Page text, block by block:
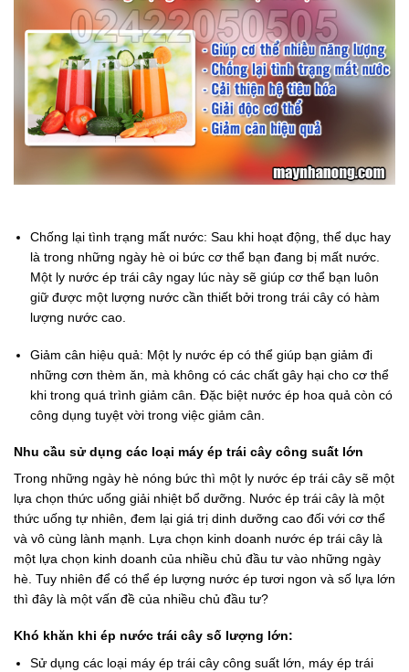
Chống lại tình trạng mất nước: Sau khi hoạt động, thể dục hay
là trong những ngày hè oi bức cơ thể bạn đang bị mất nước.
Một ly nước ép trái cây ngay lúc này sẽ giúp cơ thể bạn luôn
giữ được một lượng nước cần thiết bởi trong trái cây có hàm
lượng nước cao.
Giảm cân hiệu quả: Một ly nước ép có thể giúp bạn giảm đi
những cơn thèm ăn, mà không có các chất gây hại cho cơ thể
khi trong quá trình giảm cân. Đặc biệt nước ép hoa quả còn có
công dụng tuyệt vời trong việc giảm cân.
Nhu cầu sử dụng các loại máy ép trái cây công suất lớn
Trong những ngày hè nóng bức thì một ly nước ép trái cây sẽ một
lựa chọn thức uống giải nhiệt bổ dưỡng. Nước ép trái cây là một
thức uống tự nhiên, đem lại giá trị dinh dưỡng cao đối với cơ thể
và vô cùng lành mạnh. Lựa chọn kinh doanh nước ép trái cây là
một lựa chọn kinh doanh của nhiều chủ đầu tư vào những ngày
hè. Tuy nhiên để có thể ép lượng nước ép tươi ngon và số lựa lớn
thì đây là một vấn đề của nhiều chủ đầu tư?
Khó khăn khi ép nước trái cây số lượng lớn:
Sử dụng các loại máy ép trái cây công suất lớn, máy ép trái